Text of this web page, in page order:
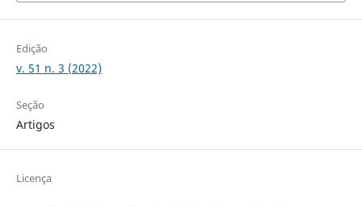
Edição
v. 51 n. 3 (2022)
Seção
Artigos
Licença